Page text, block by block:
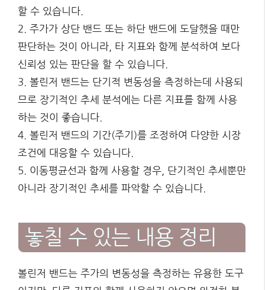
할 수 있습니다.
2. 주가가 상단 밴드 또는 하단 밴드에 도달했을 때만
판단하는 것이 아니라, 타 지표와 함께 분석하여 보다
신뢰성 있는 판단을 할 수 있습니다.
3. 볼린저 밴드는 단기적 변동성을 측정하는데 사용되
므로 장기적인 추세 분석에는 다른 지표를 함께 사용
하는 것이 좋습니다.
4. 볼린저 밴드의 기간(주기)를 조정하여 다양한 시장
조건에 대응할 수 있습니다.
5. 이동평균선과 함께 사용할 경우, 단기적인 추세뿐만
아니라 장기적인 추세를 파악할 수 있습니다.
놓칠 수 있는 내용 정리
볼린저 밴드는 주가의 변동성을 측정하는 유용한 도구